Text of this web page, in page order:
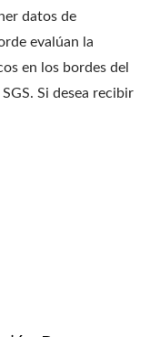
datos de
evalúan la
en los bordes del
Si desea recibir